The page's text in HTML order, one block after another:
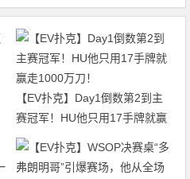
【EV扑克】Day1倒数第2到主
赛冠军！HU他只用17手牌就赢
走1000万刀！